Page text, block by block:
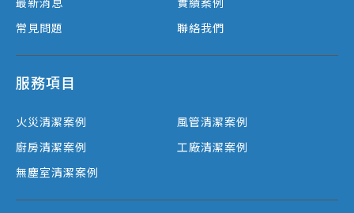
常見問題
聯絡我們
服務項目
火災清潔案例
風管清潔案例
廚房清潔案例
工廠清潔案例
無塵室清潔案例